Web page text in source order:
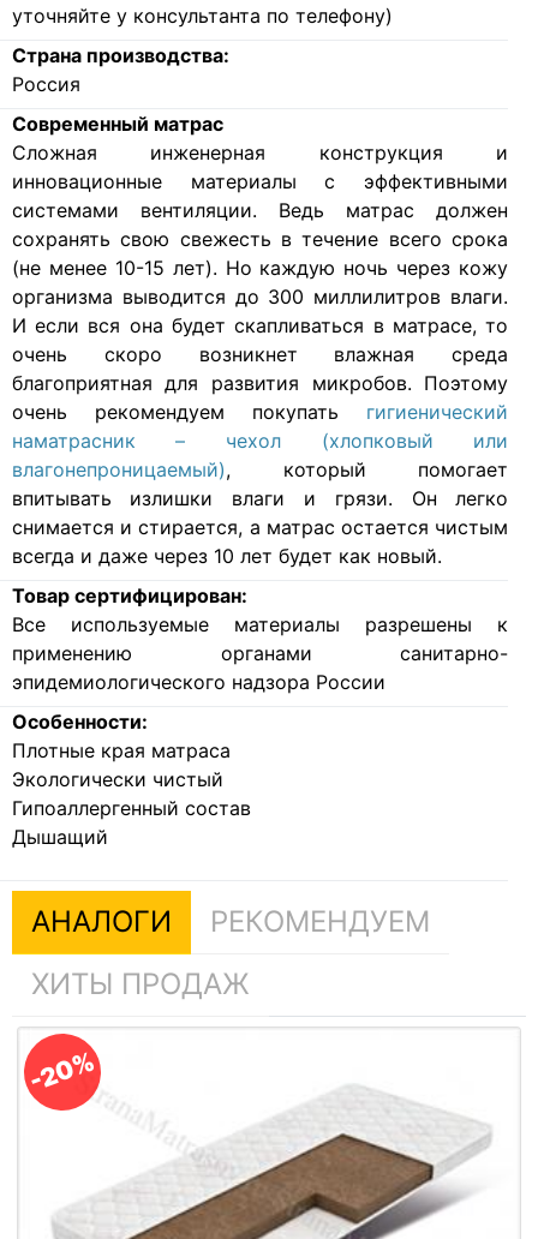
уточняйте у консультанта по телефону)
Страна производства:
Россия
Современный матрас
Cложная инженерная конструкция и
инновационные материалы с эффективными
системами вентиляции. Ведь матрас должен
сохранять свою свежесть в течение всего срока
(не менее 10-15 лет). Но каждую ночь через кожу
организма выводится до 300 миллилитров влаги.
И если вся она будет скапливаться в матрасе, то
очень скоро возникнет влажная среда
благоприятная для развития микробов. Поэтому
очень рекомендуем покупать гигиенический
наматрасник – чехол (хлопковый или
влагонепроницаемый), который помогает
впитывать излишки влаги и грязи. Он легко
снимается и стирается, а матрас остается чистым
всегда и даже через 10 лет будет как новый.
Товар сертифицирован:
Все используемые материалы разрешены к
применению органами санитарно-
эпидемиологического надзора России
Особенности:
Плотные края матраса
Экологически чистый
Гипоаллергенный состав
Дышащий
АНАЛОГИ
РЕКОМЕНДУЕМ
ХИТЫ ПРОДАЖ
-20%